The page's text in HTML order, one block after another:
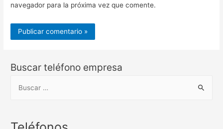
navegador para la próxima vez que comente.
Buscar teléfono empresa
c